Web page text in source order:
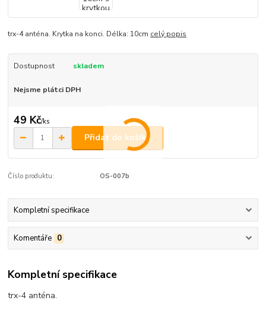
trx-4 anténa. Krytka na konci. Délka: 10cm celý popis
Dostupnost skladem
Nejsme plátci DPH
49 Kč/ks
Přidat do košíku
Číslo produktu: OS-007b
Kompletní specifikace
Komentáře 0
Kompletní specifikace
trx-4 anténa.